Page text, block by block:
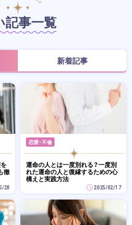
記事一覧
新着記事
徹
28
恋愛・不倫
運命の人とは一度別れる？一度別
れた運命の人と復縁するための心
構えと実践方法
2025/02/17